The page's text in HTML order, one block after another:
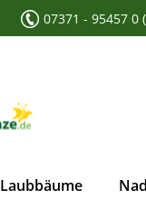
Zur 07371 - 95457 0
Laubbäume